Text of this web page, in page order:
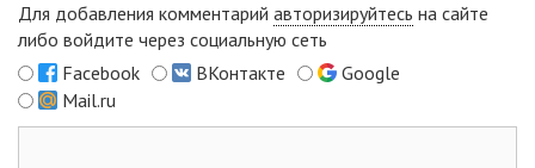
Для добавления комментарий авторизируйтесь на сайте
либо войдите через социальную сеть
Facebook
ВКонтакте
Google
Mail.ru